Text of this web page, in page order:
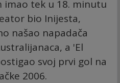
tek u 18. minutu
bio Inijesta,
našao napadača
a 'El
svoj prvi gol na
2006.